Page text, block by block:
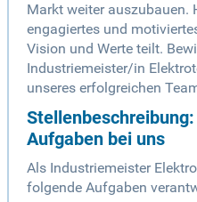
Markt weiter auszubauen.
engagiertes und
Vision und Werte teilt.
Industriemeister/in
unseres erfolgreichen
Aufgaben bei uns
Als Industriemeister
folgende Aufgaben